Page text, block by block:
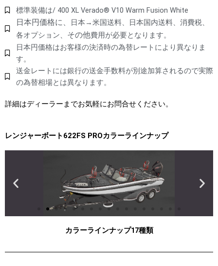
標準装備は/ 400 XL Verado® V10 Warm Fusion White
日本円価格に、
日本→米国送料、日本国内送料、消費税、
各オプション、 その他費用が必要となります。
日本円価格はお客様の決済時の為替レートにより異なりま
す。
送金レートには銀行の送金手数料が別途加算されるので実際
の為替相場とは異なります。
詳細はディーラーまでお気軽にお問合せください。
レンジャーボート622FS PROカラーラインナップ
カラーラインナップ17種類